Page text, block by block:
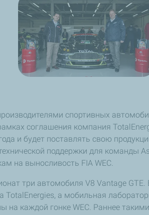
спортивных
соглашения компания
и будет поставлять свою
поддержки для команды
на выносливость FIA WEC.
три автомобиля V8 Vantage GTE.
а мобильная
на каждой гонке WEC. Раннее